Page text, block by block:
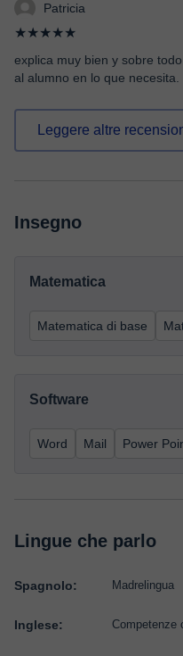
Patricia
★★★★★
explica muy bien y sobre
al alumno en lo que necesita.
Leggere altre
Insegno
Matematica
Matematica di base
Software
Word Mail Power
Lingue che parlo
Spagnolo: Madrelingua
Inglese: Competenze